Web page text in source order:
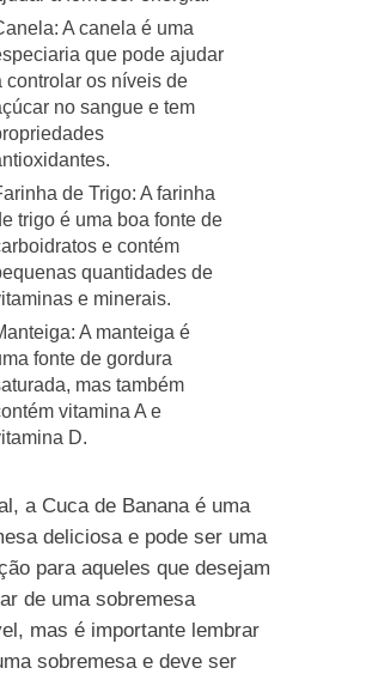
A canela é uma
que pode ajudar
controlar os níveis de
no sangue e tem
de Trigo: A farinha
trigo é uma boa fonte de
e contém
quantidades de
e minerais.
A manteiga é
fonte de gordura
mas também
vitamina A e
D.
a Cuca de Banana é uma
deliciosa e pode ser uma
para aqueles que desejam
de uma sobremesa
mas é importante lembrar
sobremesa e deve ser